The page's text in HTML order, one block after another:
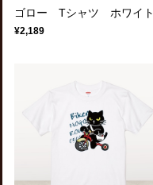
ゴロー Tシャツ ホワイト
¥2,189